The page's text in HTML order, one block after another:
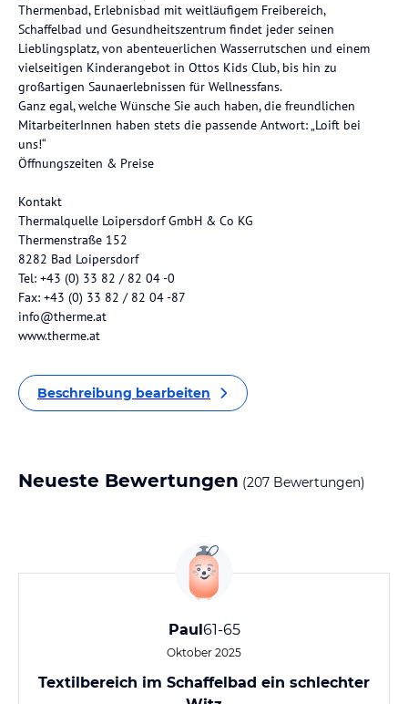
Thermenbad, Erlebnisbad mit weitläufigem Freibereich,
Schaffelbad und Gesundheitszentrum findet jeder seinen
Lieblingsplatz, von abenteuerlichen Wasserrutschen und einem
vielseitigen Kinderangebot in Ottos Kids Club, bis hin zu
großartigen Saunaerlebnissen für Wellnessfans.
Ganz egal, welche Wünsche Sie auch haben, die freundlichen
MitarbeiterInnen haben stets die passende Antwort: „Loift bei
uns!“
Öffnungszeiten & Preise
Kontakt
Thermalquelle Loipersdorf GmbH & Co KG
Thermenstraße 152
8282 Bad Loipersdorf
Tel: +43 (0) 33 82 / 82 04 -0
Fax: +43 (0) 33 82 / 82 04 -87
info@therme.at
www.therme.at
Beschreibung bearbeiten
Neueste Bewertungen (207 Bewertungen)
Paul61-65
Oktober 2025
Textilbereich im Schaffelbad ein schlechter